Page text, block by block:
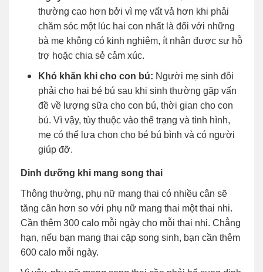
thường cao hơn bởi vì mẹ vất vả hơn khi phải
chăm sóc một lúc hai con nhất là đối với những
bà mẹ không có kinh nghiệm, ít nhận được sự hỗ
trợ hoặc chia sẻ cảm xúc.
Khó khăn khi cho con bú: Người mẹ sinh đôi
phải cho hai bé bú sau khi sinh thường gặp vấn
đề về lượng sữa cho con bú, thời gian cho con
bú. Vì vậy, tùy thuộc vào thể trạng và tình hình,
mẹ có thể lựa chọn cho bé bú bình và có người
giúp đỡ.
Dinh dưỡng khi mang song thai
Thông thường, phụ nữ mang thai có nhiều cân sẽ
tăng cân hơn so với phụ nữ mang thai một thai nhi.
Cần thêm 300 calo mỗi ngày cho mỗi thai nhi. Chẳng
hạn, nếu bạn mang thai cặp song sinh, bạn cần thêm
600 calo mỗi ngày.